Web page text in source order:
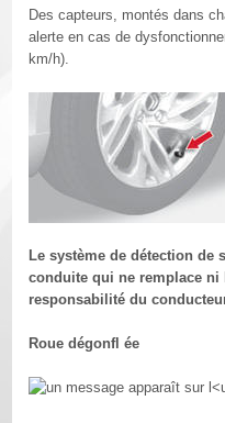
Des capteurs, montés dans
alerte en cas de
km/h).
Le système de détection de
conduite qui ne remplace
responsabilité du
Roue dégonfl ée